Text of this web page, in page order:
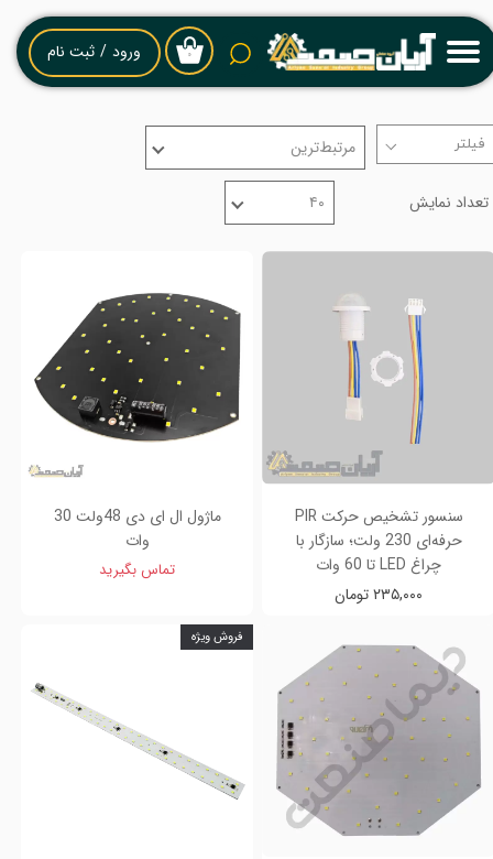
۰ ورود / ثبت نام
حساب کاربری من
سفارشات
خروج از حساب کاربری
مرتبط‌ترین
تعداد نمایش ۴۰
سنسور تشخیص حرکت PIR
حرفه‌ای 230 ولت؛ سازگار با
چراغ LED تا 60 وات
۲۳۵,۰۰۰ تومان
ماژول ال ای دی 48ولت 30
وات
تماس بگیرید
فروش ویژه